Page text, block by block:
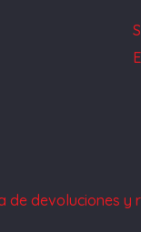
de devoluciones y